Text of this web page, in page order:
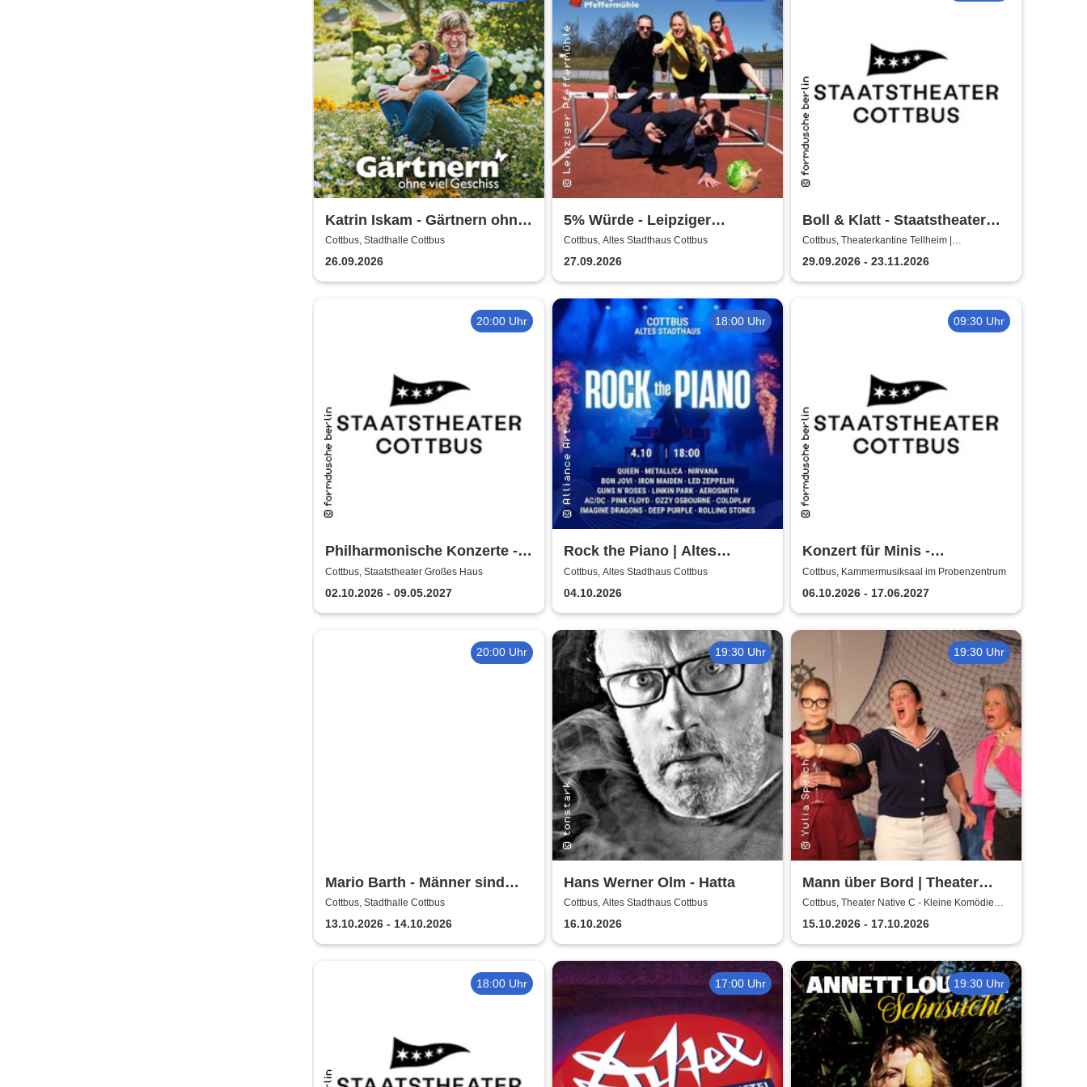
Katrin Iskam - Gärtnern ohne
viel Geschiss
Cottbus, Stadthalle Cottbus
26.09.2026
5% Würde - Leipziger
Pfeffermühle
Cottbus, Altes Stadthaus Cottbus
27.09.2026
Boll & Klatt - Staatstheater
Cottbus
Cottbus, Theaterkantine Tellheim |
Staatstheater Cottbus
29.09.2026 - 23.11.2026
20:00 Uhr
Philharmonische Konzerte -
Staatstheater Cottbus
Cottbus, Staatstheater Großes Haus
02.10.2026 - 09.05.2027
18:00 Uhr
Rock the Piano | Altes
Stadthaus Cottbus
Cottbus, Altes Stadthaus Cottbus
04.10.2026
09:30 Uhr
Konzert für Minis -
Staatstheater Cottbus
Cottbus, Kammermusiksaal im Probenzentrum
06.10.2026 - 17.06.2027
20:00 Uhr
Mario Barth - Männer sind
nichts ohne die Frauen
Cottbus, Stadthalle Cottbus
13.10.2026 - 14.10.2026
19:30 Uhr
Hans Werner Olm - Hatta
Cottbus, Altes Stadthaus Cottbus
16.10.2026
19:30 Uhr
Mann über Bord | Theater
Native C - Kleine Komödie
Cottbus - Innenhof
Cottbus, Theater Native C - Kleine Komödie
Cottbus - Innenhof
15.10.2026 - 17.10.2026
18:00 Uhr 17:00 Uhr 19:30 Uhr